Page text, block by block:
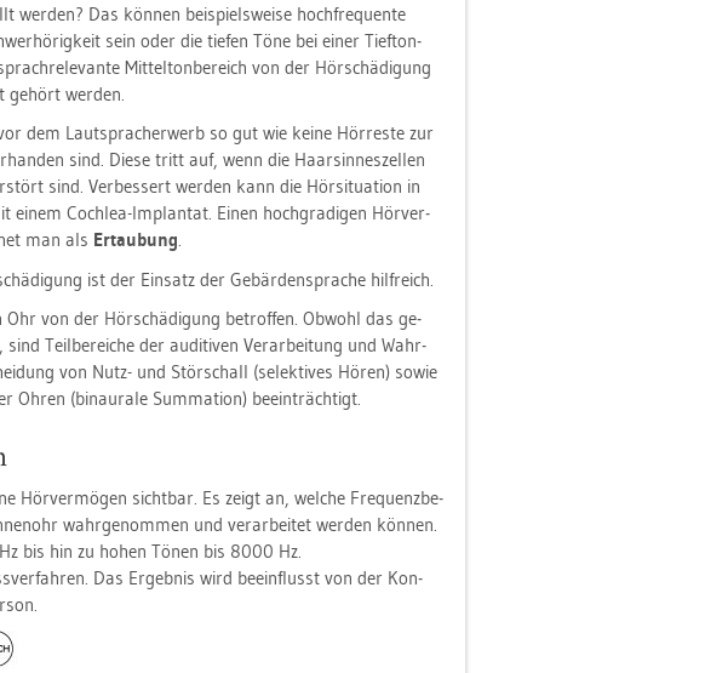
Das kön­nen bei­spiels­wei­se hoch­fre­quen­te
sein oder die tie­fen Töne bei einer Tief­ton­
Mit­tel­ton­be­reich von der Hör­schä­di­gung
ge­hört wer­den.
dem Laut­sprach­er­werb so gut wie keine Hör­res­te zur
sind. Diese tritt auf, wenn die Haar­sin­nes­zel­len
sind. Ver­bes­sert wer­den kann die Hör­si­tua­ti­on in
einem Co­ch­lea-Im­plan­tat. Einen hoch­gra­di­gen Hör­ver­
man als Er­tau­bung.
ist der Ein­satz der Ge­bär­den­spra­che hilf­reich.
Ohr von der Hör­schä­di­gung be­trof­fen. Ob­wohl das ge­
Teil­be­rei­che der au­di­tiven Ver­ar­bei­tung und Wahr­
von Nutz- und Stör­schall (se­lek­ti­ves Hören) sowie
Ohren (bin­au­ra­le Sum­ma­ti­on) be­ein­träch­tigt.
Hör­ver­mö­gen sicht­bar. Es zeigt an, wel­che Fre­quenz­be­
wahr­ge­nom­men und ver­ar­bei­tet wer­den kön­nen.
bis hin zu hohen Tönen bis 8000 Hz.
Das Er­geb­nis wird be­ein­flusst von der Kon­